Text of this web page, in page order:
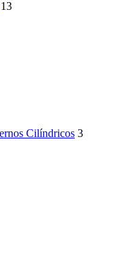
13
Cilíndricos 3